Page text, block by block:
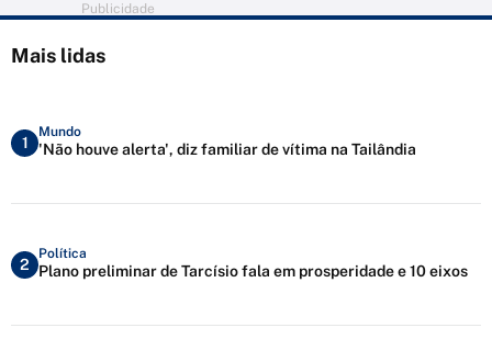
Publicidade
Mais lidas
1
Mundo
'Não houve alerta', diz familiar de vítima na Tailândia
2
Política
Plano preliminar de Tarcísio fala em prosperidade e 10 eixos